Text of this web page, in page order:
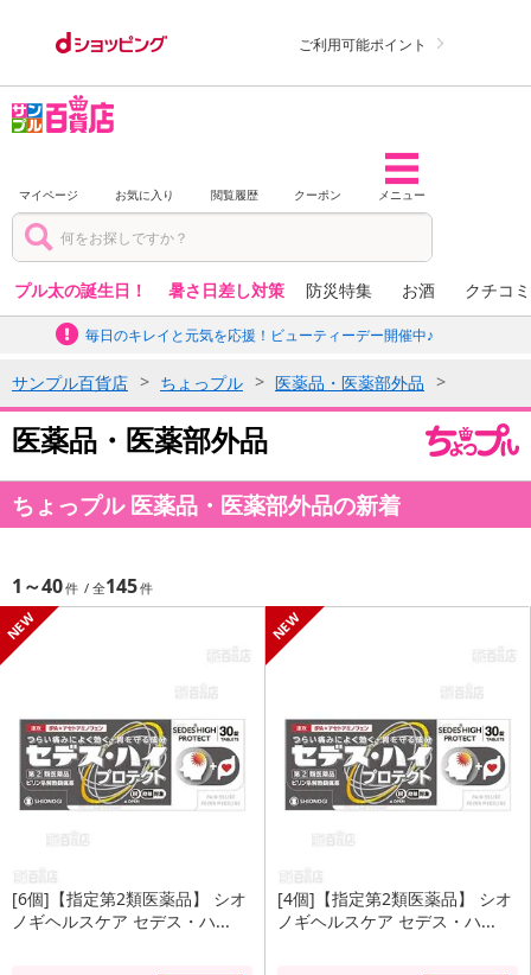
ご利用可能ポイント
マイページ お気に入り 閲覧履歴 クーポン メニュー
プル太の誕生日！ 暑さ日差し対策 防災特集 お酒 クチコ
毎日のキレイと元気を応援！ビューティーデー開催中♪
サンプル百貨店 ちょっプル 医薬品・医薬部外品
医薬品・医薬部外品
ちょっプル 医薬品・医薬部外品の新着
1～40 145
[6個]【指定第2類医薬品】 シオ
ノギヘルスケア セデス・ハ...
[4個]【指定第2類医薬品】 シオ
ノギヘルスケア セデス・ハ...